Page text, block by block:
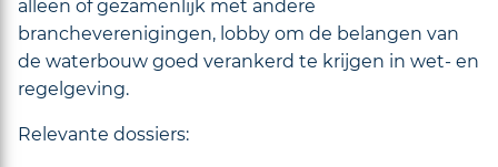
alleen of gezamenlijk met andere
brancheverenigingen, lobby om de belangen van
de waterbouw goed verankerd te krijgen in wet- en
regelgeving.
Relevante dossiers: